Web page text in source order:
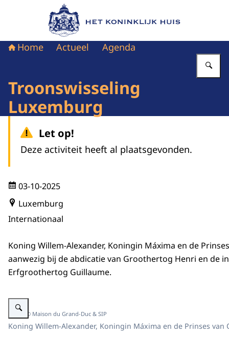
Naar de homepage van Het Koninklijk Huis
Home Actueel Agenda
Troonswisseling
Luxemburg
Let op!
Deze activiteit heeft al plaatsgevonden.
03-10-2025
Luxemburg
Internationaal
Koning Willem-Alexander, Koningin Máxima en de
aanwezig bij de abdicatie van Groothertog Henri en de
Erfgroothertog Guillaume.
Vergroot afbeelding Koning Willem-Alexander, Koningin Máxima en de
Beeld: © Maison du Grand-Duc & SIP
Koning Willem-Alexander, Koningin Máxima en de Prinses